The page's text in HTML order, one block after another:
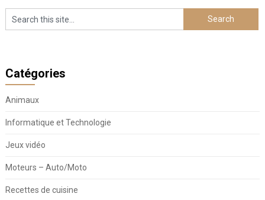
Catégories
Animaux
Informatique et Technologie
Jeux vidéo
Moteurs – Auto/Moto
Recettes de cuisine